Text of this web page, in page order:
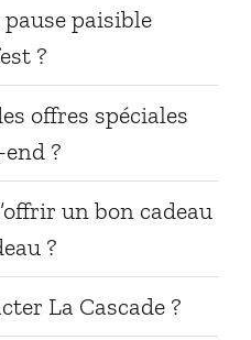
pause paisible
?
offres spéciales
?
un bon cadeau
?
La Cascade ?